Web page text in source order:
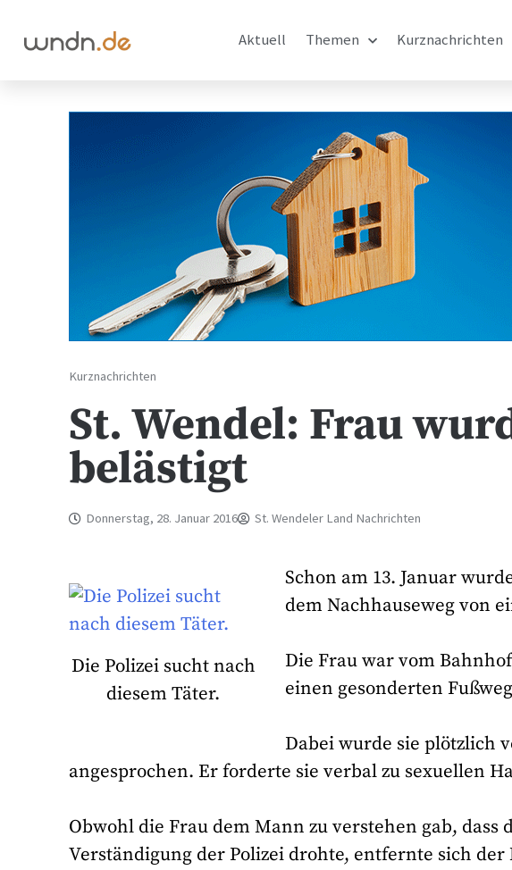
Aktuell Themen Kurznachrichten
Kurznachrichten
St. Wendel: Frau
belästigt
Donnerstag, 28. Januar 2016 St. Wendeler Land Nachrichten
Die Polizei sucht nach
diesem Täter.
Schon am 13. Januar
dem Nachhauseweg von
Die Frau war vom
einen gesonderten
Dabei wurde sie plötzlich
angesprochen. Er forderte sie verbal zu sexuellen
Obwohl die Frau dem Mann zu verstehen gab,
Verständigung der Polizei drohte, entfernte sich